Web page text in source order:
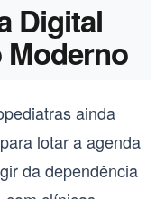
Digital
Moderno
ainda
lotar a agenda
da dependência